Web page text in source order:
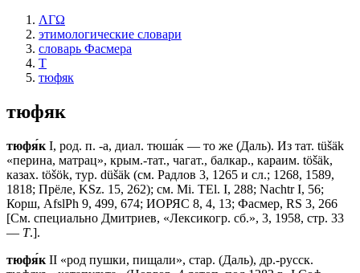
ΛΓΩ
этимологические словари
словарь Фасмера
Т
тюфяк
тюфяк
тюфя́к I, род. п. -а, диал. тюша́к — то же (Даль). Из тат. tüšäk
«перина, матрац», крым.-тат., чагат., балкар., караим. töšäk,
казах. töšök, тур. düšäk (см. Радлов 3, 1265 и сл.; 1268, 1589,
1818; Прёле, KSz. 15, 262); см. Мi. ТЕl. I, 288; Nachtr I, 56;
Корш, AfslPh 9, 499, 674; ИОРЯС 8, 4, 13; Фасмер, RS 3, 266
[См. специально Дмитриев, «Лексикогр. сб.», 3, 1958, стр. 33
— Т.].
тюфя́к II «род пушки, пищали», стар. (Даль), др.-русск.